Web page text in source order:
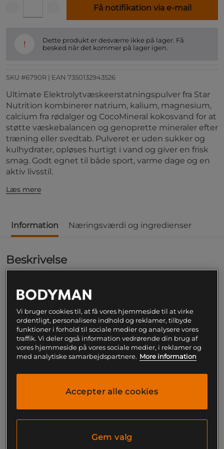
Få notifikation via e-mail
!
Dette produkt er desværre ikke på lager. Få
besked når det kommer på lager igen.
SKU #6790R | EAN 7350132943526
Ultimate Elektrolytvæskeerstatningspulver fra Star
Nutrition kombinerer natrium, kalium, magnesium,
calcium fra rødalger og CocoMineral kokosvand for at
støtte væskebalancen og genoprette mineraler efter
træning eller svedtab. Pulveret er uden sukker og
kulhydrater, opløses hurtigt i vand og giver en frisk
smag. Godt egnet til både sport, varme dage og en
aktiv livsstil.
Læs mere
Information Næringsværdi og ingredienser
Beskrivelse
Nutrition er et elektrolytpulver til sport og træning,
der gør det let at støtte væskebalancen og
genoprette mineraler efter svedtab. Med en
kombination af natrium, kalium, magnesium,
calcium fra rødalger (Aquamin) og CocoMineral
kokosvand, får du et elektrolytpulver med flere
mineraler, som hurtigt opløses i vand og er uden
hydreringen på varme dage eller under fysisk
Hver portion indeholder fem essentielle mineraler,
der bidrager til at opretholde kroppens naturlige
elektrolytbalance. Ultimate
Vi bruger cookies til, at få vores hjemmeside til at virke
ordentligt, personalisere indhold og reklamer, tilbyde
funktioner i forhold til sociale medier og analysere vores
traffik. Vi deler også information vedrørende din brug af
vores hjemmeside på vores sociale medier, i reklamer og
med analytiske samarbejdspartnere. More information
Accepter alle cookies
Gem valg